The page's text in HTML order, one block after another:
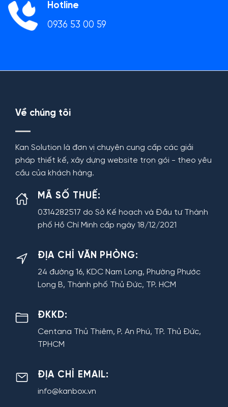
Hotline
0936 53 00 59
Về chúng tôi
Kan Solution là đơn vị chuyên cung cấp các giải
pháp thiết kế, xây dựng website trọn gói - theo yêu
cầu của khách hàng.
MÃ SỐ THUẾ:
0314282517 do Sở Kế hoạch và Đầu tư Thành
phố Hồ Chí Minh cấp ngày 18/12/2021
ĐỊA CHỈ VĂN PHÒNG:
24 đường 16, KDC Nam Long, Phường Phước
Long B, Thành phố Thủ Đức, TP. HCM
ĐKKD:
Centana Thủ Thiêm, P. An Phú, TP. Thủ Đức,
TPHCM
ĐỊA CHỈ EMAIL:
info@kanbox.vn